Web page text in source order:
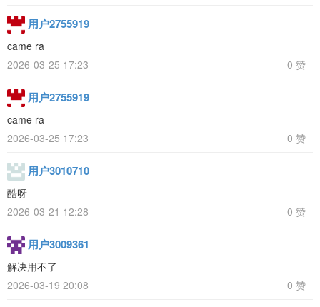
用户2755919
came ra
2026-03-25 17:23
0 赞
用户2755919
came ra
2026-03-25 17:23
0 赞
用户3010710
酷呀
2026-03-21 12:28
0 赞
用户3009361
解决用不了
2026-03-19 20:08
0 赞